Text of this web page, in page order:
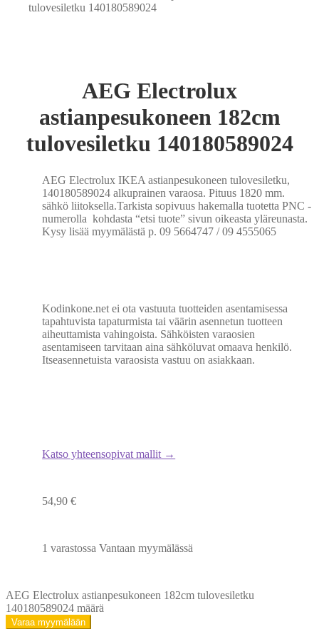
tulovesiletku 140180589024
AEG Electrolux
astianpesukoneen 182cm
tulovesiletku 140180589024
AEG Electrolux IKEA astianpesukoneen tulovesiletku,
140180589024 alkuprainen varaosa. Pituus 1820 mm.
sähkö liitoksella.Tarkista sopivuus hakemalla tuotetta PNC -
numerolla kohdasta “etsi tuote” sivun oikeasta yläreunasta.
Kysy lisää myymälästä p. 09 5664747 / 09 4555065
Kodinkone.net ei ota vastuuta tuotteiden asentamisessa
tapahtuvista tapaturmista tai väärin asennetun tuotteen
aiheuttamista vahingoista. Sähköisten varaosien
asentamiseen tarvitaan aina sähköluvat omaava henkilö.
Itseasennetuista varaosista vastuu on asiakkaan.
Katso yhteensopivat mallit →
54,90€
1 varastossa Vantaan myymälässä
AEG Electrolux astianpesukoneen 182cm tulovesiletku
140180589024 määrä
Varaa myymälään